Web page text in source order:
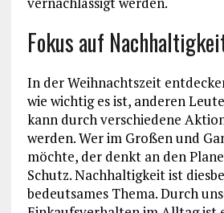
Fokus auf
In der Weihnachtszeit
wie wichtig es ist, anderen
kann durch verschiedene
werden. Wer im Großen und
möchte, der denkt an den
Schutz. Nachhaltigkeit ist
bedeutsames Thema. Durch